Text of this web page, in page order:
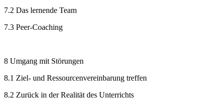
7.2 Das lernende Team
7.3 Peer-Coaching
8 Umgang mit Störungen
8.1 Ziel- und Ressourcenvereinbarung treffen
8.2 Zurück in der Realität des Unterrichts